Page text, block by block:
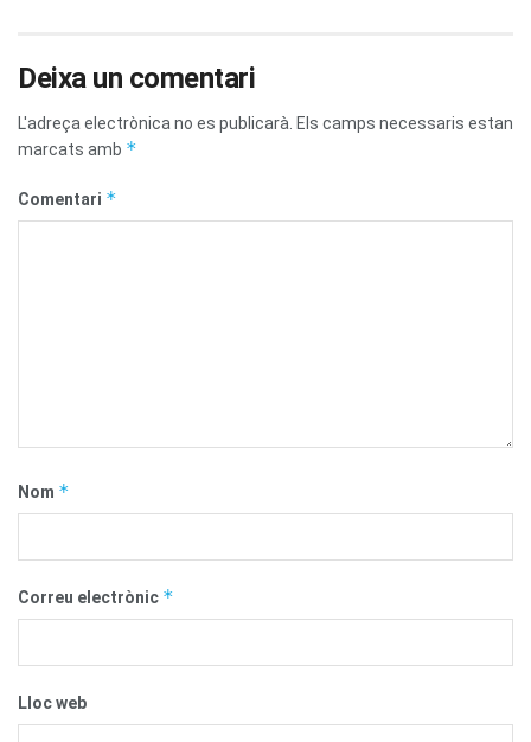
Deixa un comentari
L'adreça electrònica no es publicarà. Els camps necessaris estan
marcats amb *
Comentari *
Nom *
Correu electrònic *
Lloc web